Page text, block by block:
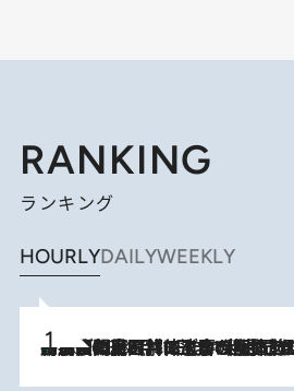
RANKING
ランキング
HOURLYDAILYWEEKLY
2026.8.8
「最後に見られてよかった」上野動物園の東園パンダ舎が解体前に特別公開。8月16日まで延長されたパネル展と共に辿る“半世紀”のパンダ飼育《解体工事の図面あり》